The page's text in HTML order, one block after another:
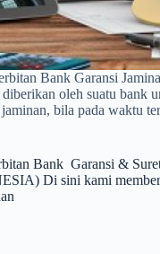
Bank Garansi
oleh suatu
bila pada waktu
Bank Garansi &
Di sini kami